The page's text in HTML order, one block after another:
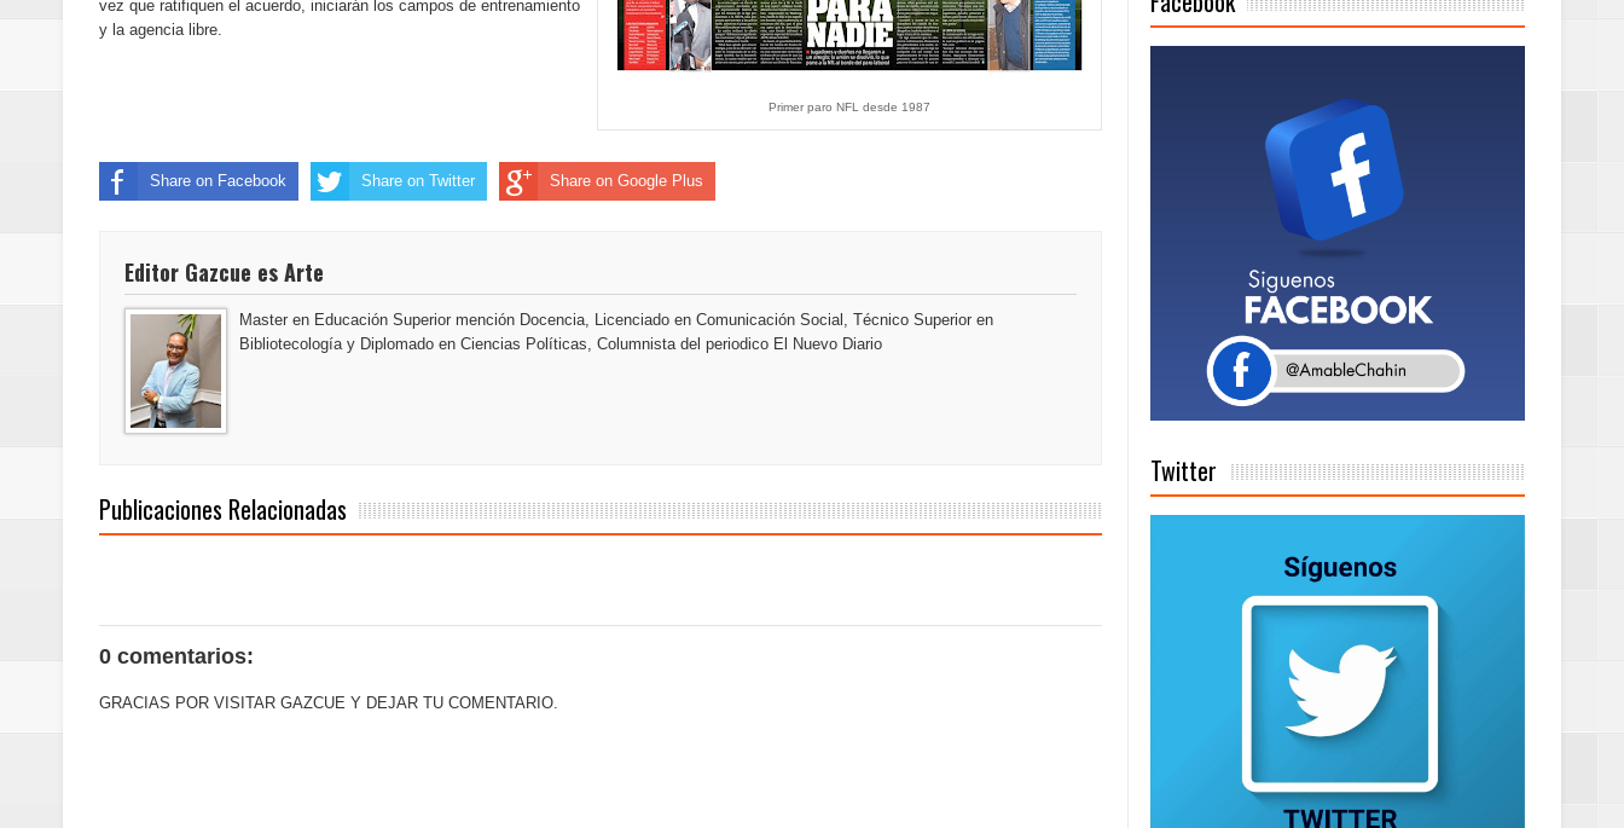
Maridalia Hernández y El Canario se unen al regreso de Pavel Núñez y su “Bipolarband” a Hard Rock Café Santo
Doctor Leonardo Aguilera afirma que Banreservas seguirá impulsando la seguridad alimentaria tras salida de RD
Banreservas y sus filiales realizan en Santiago el segundo Foro del Ahorro y la Inversión “Reserva tu Capital”
Banreservas inaugura oficina en el Centro de Retención de Vehículos de Pedro Brand
Humano Seguros transforma la emisión de pólizas con Inteligencia Artificial y reduce el proceso de días a
Banreservas otorga financiamientos superiores a RD$117 millones en proyecto Nuevas Esperanzas
Primer paro NFL desde 1987
vez que ratifiquen el acuerdo, iniciarán los campos de entrenamiento
y la agencia libre.
Share on Facebook Share on Twitter Share on Google Plus
Editor Gazcue es Arte
Master en Educación Superior mención Docencia, Licenciado en Comunicación Social, Técnico Superior en
Bibliotecología y Diplomado en Ciencias Políticas, Columnista del periodico El Nuevo Diario
Publicaciones Relacionadas
0 comentarios:
GRACIAS POR VISITAR GAZCUE Y DEJAR TU COMENTARIO.
Twitter